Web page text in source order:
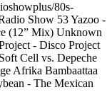
80s-
Show 53 Yazoo -
(12” Mix) Unknown
- Disco Project
Cell vs. Depeche
Afrika Bambaattaa
- The Mexican